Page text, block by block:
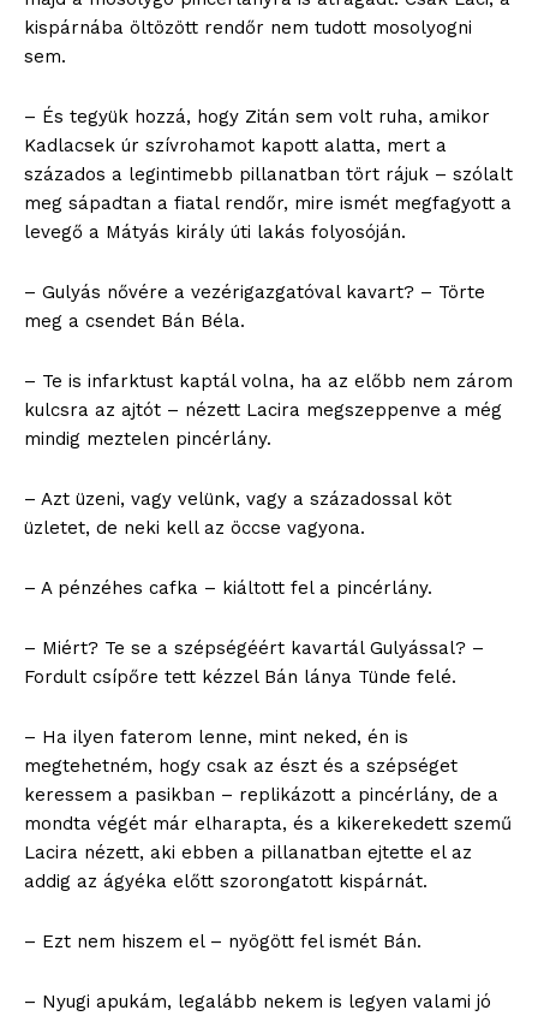
kispárnába öltözött rendőr nem tudott mosolyogni
sem.
– És tegyük hozzá, hogy Zitán sem volt ruha, amikor
Kadlacsek úr szívrohamot kapott alatta, mert a
százados a legintimebb pillanatban tört rájuk – szólalt
meg sápadtan a fiatal rendőr, mire ismét megfagyott a
levegő a Mátyás király úti lakás folyosóján.
– Gulyás nővére a vezérigazgatóval kavart? – Törte
meg a csendet Bán Béla.
– Te is infarktust kaptál volna, ha az előbb nem zárom
kulcsra az ajtót – nézett Lacira megszeppenve a még
mindig meztelen pincérlány.
– Azt üzeni, vagy velünk, vagy a századossal köt
üzletet, de neki kell az öccse vagyona.
– A pénzéhes cafka – kiáltott fel a pincérlány.
– Miért? Te se a szépségéért kavartál Gulyással? –
Fordult csípőre tett kézzel Bán lánya Tünde felé.
– Ha ilyen faterom lenne, mint neked, én is
megtehetném, hogy csak az észt és a szépséget
keressem a pasikban – replikázott a pincérlány, de a
mondta végét már elharapta, és a kikerekedett szemű
Lacira nézett, aki ebben a pillanatban ejtette el az
addig az ágyéka előtt szorongatott kispárnát.
– Ezt nem hiszem el – nyögött fel ismét Bán.
– Nyugi apukám, legalább nekem is legyen valami jó